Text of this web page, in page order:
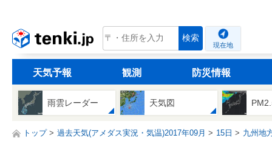
tenki.jp 検索
現在地
天気予報 観測 防災情報
雨雲レーダー 天気図
トップ 過去天気(アメダス実況・気温)2017年09月 15日 九州地